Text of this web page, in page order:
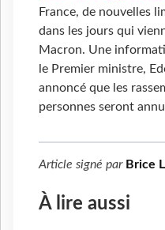
France, de nouvelles
dans les jours qui
Macron. Une
le Premier ministre,
annoncé que les
personnes seront
Article signé par Brice
À lire aussi